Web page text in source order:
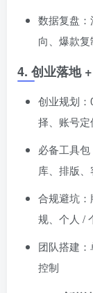
数据复盘
向、爆款
4. 创业落地
创业规划
择、账号
必备工具
库、排版、
合规避坑
规、个人 /
团队搭建
控制